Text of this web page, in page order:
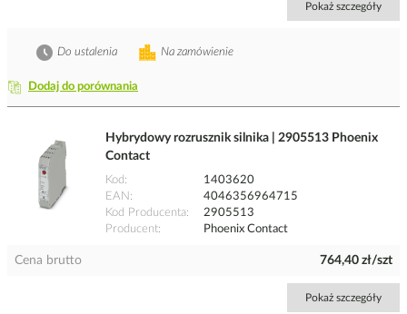
Pokaż szczegóły
Dodaj do porównania
Na zamówienie
Do ustalenia
Hybrydowy rozrusznik silnika | 2905513 Phoenix
Contact
Kod
1403620
EAN
4046356964715
Kod Producenta
2905513
Producent
Phoenix Contact
Cena brutto 764,40 zł/szt
Pokaż szczegóły